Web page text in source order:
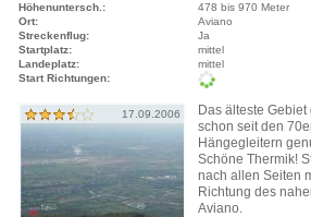
Höhenuntersch.:
478 bis 970 Meter
Ort:
Aviano
Streckenflug:
Ja
Startplatz:
mittel
Landeplatz:
mittel
Start Richtungen:
17.09.2006
Das älteste
schon seit den
Hängegleitern
Schöne Thermik!
nach allen Seiten
Richtung des
Aviano.